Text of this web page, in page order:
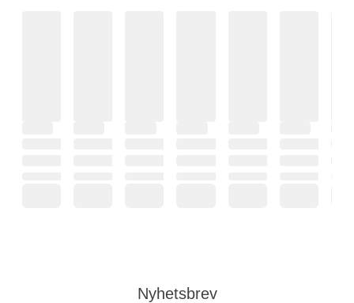
Nyhetsbrev